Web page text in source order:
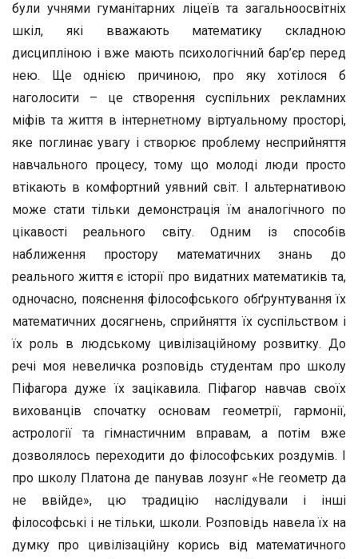
були учнями гуманітарних ліцеїв та загальноосвітніх
шкіл, які вважають математику складною
дисципліною і вже мають психологічний бар’єр перед
нею. Ще однією причиною, про яку хотілося б
наголосити – це створення суспільних рекламних
міфів та життя в інтернетному віртуальному просторі,
яке поглинає увагу і створює проблему несприйняття
навчального процесу, тому що молоді люди просто
втікають в комфортний уявний світ. І альтернативою
може стати тільки демонстрація їм аналогічного по
цікавості реального світу. Одним із способів
наближення простору математичних знань до
реального життя є історії про видатних математиків та,
одночасно, пояснення філософського обґрунтування їх
математичних досягнень, сприйняття їх суспільством і
їх роль в людському цивілізаційному розвитку. До
речі моя невеличка розповідь студентам про школу
Піфагора дуже їх зацікавила. Піфагор навчав своїх
вихованців спочатку основам геометрії, гармонії,
астрології та гімнастичним вправам, а потім вже
дозволялось переходити до філософських роздумів. І
про школу Платона де панував лозунг «Не геометр да
не ввійде», цю традицію наслідували і інші
філософські і не тільки, школи. Розповідь навела їх на
думку про цивілізаційну корись від математичного